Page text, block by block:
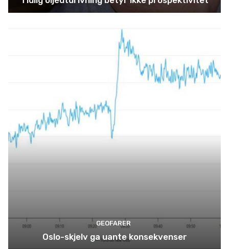
GEOFARER
Oslo-skjelv ga uante konsekvenser